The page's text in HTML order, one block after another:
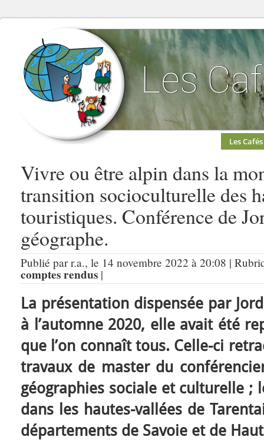
Les Cafés
Vivre ou être alpin dans la
transition socioculturelle des
touristiques. Conférence de
géographe.
Publié par r.a., le 14 novembre 2022 à 20:08 |
comptes rendus |
La présentation dispensée par
à l’automne 2020, elle avait été
que l’on connaît tous. Celle-ci
travaux de master du
géographies sociale et culturelle
dans les hautes-vallées de
départements de Savoie et de